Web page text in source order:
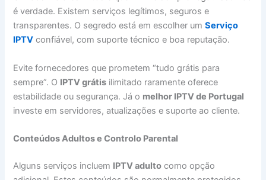
é verdade. Existem serviços legítimos, seguros e
transparentes. O segredo está em escolher umServiço
IPTV confiável, com suporte técnico e boa reputação.
Evite fornecedores que prometem “tudo grátis para
sempre”. O IPTV grátis ilimitado raramente oferece
estabilidade ou segurança. Já o melhor IPTV de Portugal
investe em servidores, atualizações e suporte ao cliente.
Conteúdos Adultos e Controlo Parental
Alguns serviços incluem IPTV adulto como opção